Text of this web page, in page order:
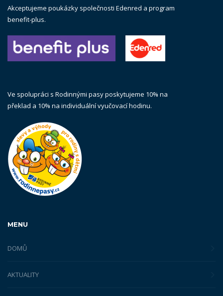
Akceptujeme poukázky společnosti Edenred a program
benefit-plus.
Ve spolupráci s Rodinnými pasy poskytujeme 10% na
překlad a 10% na individuální vyučovací hodinu.
MENU
DOMŮ
AKTUALITY